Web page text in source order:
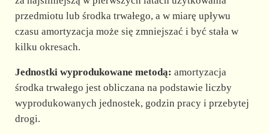
przedmiotu lub środka trwałego, a w miarę upływu
czasu amortyzacja może się zmniejszać i być stała w
kilku okresach.
Jednostki wyprodukowane metodą: amortyzacja
środka trwałego jest obliczana na podstawie liczby
wyprodukowanych jednostek, godzin pracy i przebytej
drogi.